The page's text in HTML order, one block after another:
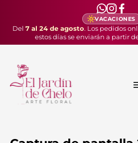
VACACIONES
Del 7 al 24 de agosto. Los pedidos
estos días se enviarán a partir